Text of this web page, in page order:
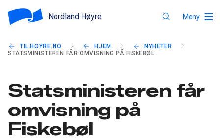
Nordland Høyre Meny
TIL HOYRE.NO HJEM
NYHETER
STATSMINISTEREN FÅR OMVISNING PÅ FISKEBØL
Statsministeren får
omvisning på
Fiskebøl